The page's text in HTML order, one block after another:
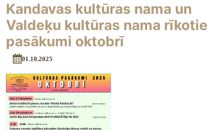
Kandavas kultūras nama un
Valdeķu kultūras nama rīkotie
pasākumi oktobrī
01.10.2025